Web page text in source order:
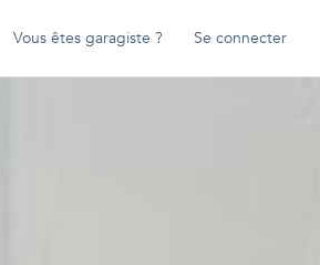
Vous êtes garagiste ? Se connecter